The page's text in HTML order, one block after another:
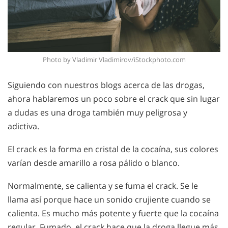
Photo by Vladimir Vladimirov/iStockphoto.com
Siguiendo con nuestros blogs acerca de las drogas,
ahora hablaremos un poco sobre el crack que sin lugar
a dudas es una droga también muy peligrosa y
adictiva.
El crack es la forma en cristal de la cocaína, sus colores
varían desde amarillo a rosa pálido o blanco.
Normalmente, se calienta y se fuma el crack. Se le
llama así porque hace un sonido crujiente cuando se
calienta. Es mucho más potente y fuerte que la cocaína